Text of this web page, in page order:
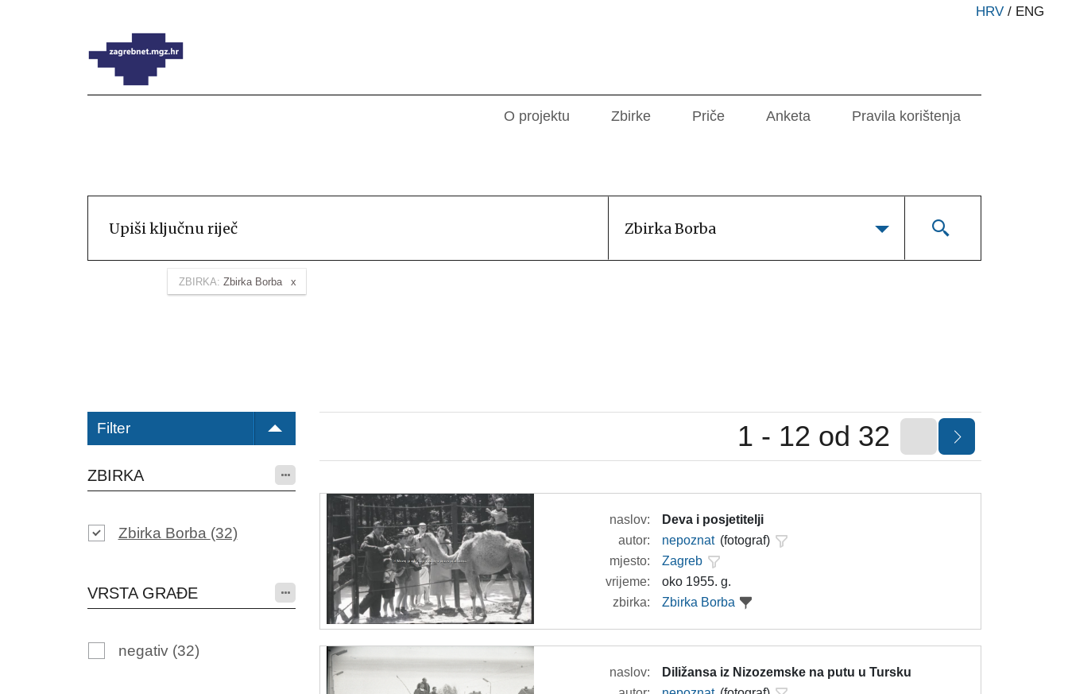
HRV / ENG
O projektu Zbirke Priče Anketa Pravila korištenja
Zbirka Borba
ZBIRKA: Zbirka Borba
Filter
ZBIRKA
Zbirka Borba (32)
VRSTA GRAĐE
negativ (32)
1 - 12 od 32
naslov:
Deva i posjetitelji
autor:
nepoznat (fotograf)
mjesto:
Zagreb
vrijeme:
oko 1955. g.
zbirka:
Zbirka Borba
naslov:
Diližansa iz Nizozemske na putu u Tursku